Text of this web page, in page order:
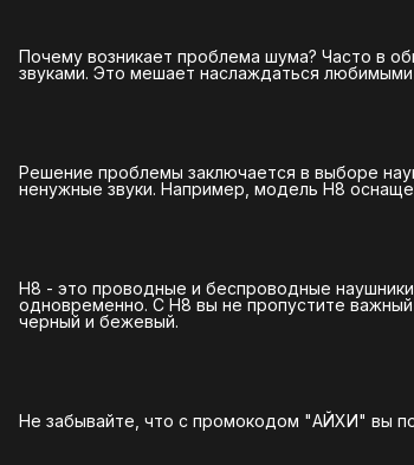
Почему возникает проблема шума? Часто в
звуками. Это мешает наслаждаться
Решение проблемы заключается в выборе
ненужные звуки. Например, модель H8
H8 - это проводные и беспроводные
одновременно. С H8 вы не пропустите
черный и бежевый.
Не забывайте, что с промокодом "АЙХИ" вы